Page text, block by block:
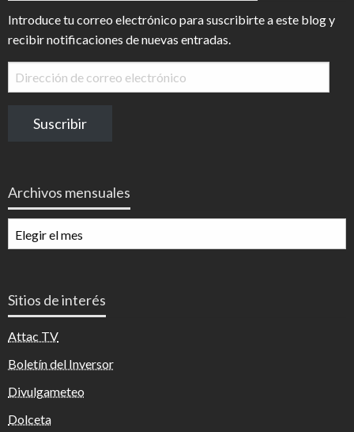
Introduce tu correo electrónico para suscribirte a este blog y
recibir notificaciones de nuevas entradas.
Dirección
de
electrónico
Suscribir
Archivos mensuales
mensuales
Sitios de interés
Attac TV
Boletín del Inversor
Divulgameteo
Dolceta